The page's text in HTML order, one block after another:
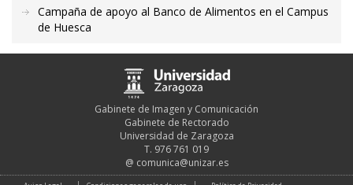
Campaña de apoyo al Banco de Alimentos en el Campus
de Huesca
Gabinete de Imagen y Comunicación
Gabinete de Rectorado
Universidad de Zaragoza
T. 976 761 019
@ comunica@unizar.es